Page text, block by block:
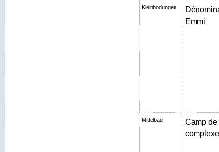
Kleinbodungen
Emmi
Mittelbau
Camp de